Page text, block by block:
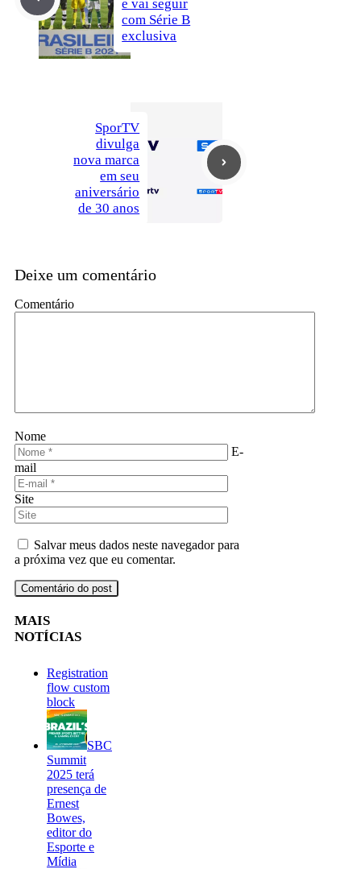
e vai seguir
com Série B
exclusiva
SporTV
divulga
nova marca
em seu
aniversário
de 30 anos
Deixe um comentário
Comentário
Nome
E-
mail
Site
Salvar meus dados neste navegador para
a próxima vez que eu comentar.
MAIS
NOTÍCIAS
Registration
flow custom
block
SBC
Summit
2025 terá
presença de
Ernest
Bowes,
editor do
Esporte e
Mídia